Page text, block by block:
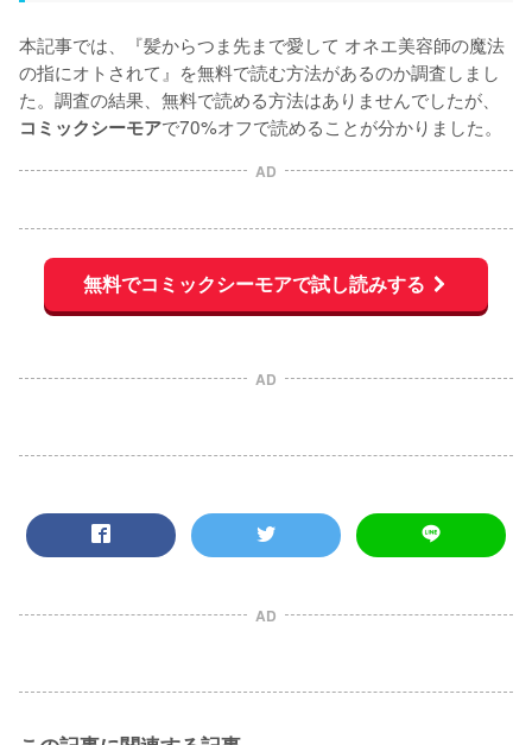
本記事では、『髪からつま先まで愛して オネエ美容師の魔法
の指にオトされて』を無料で読む方法があるのか調査しまし
た。調査の結果、無料で読める方法はありませんでしたが、
コミックシーモアで70%オフで読めることが分かりました。
AD
無料でコミックシーモアで試し読みする
AD
AD